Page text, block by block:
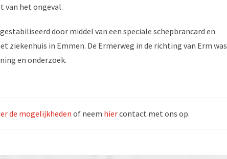
van het ongeval.
door middel van een speciale schepbrancard en
ziekenhuis in Emmen. De Ermerweg in de richting van Erm was
en onderzoek.
de mogelijkhedenof neem hiercontact met ons op.